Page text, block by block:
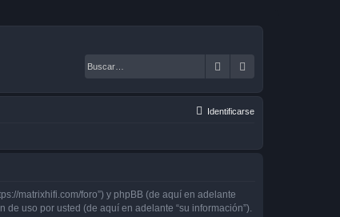
Buscar
Identificarse
matrixhifi.com/foro”) y phpBB (de aquí en adelante
de uso por usted (de aquí en adelante “su información”).